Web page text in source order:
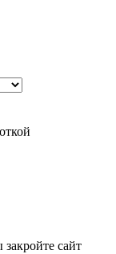
сайт